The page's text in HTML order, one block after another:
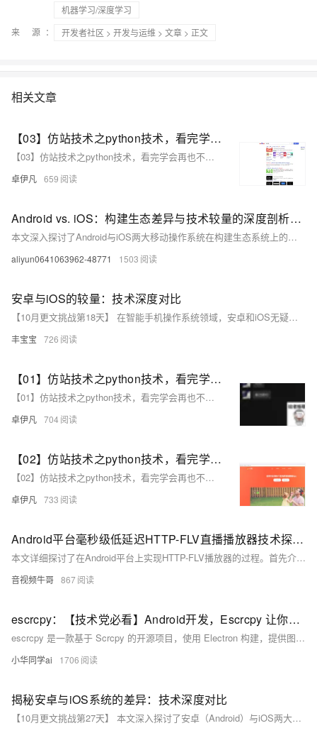
机器学习/深度学习
来 源：
开发者社区 > 开发与运维 > 文章 > 正文
相关文章
【03】仿站技术之python技术，看完学会再也不用去购买收费工具了-修改整体页面做好安卓下载发给客户-并且开始提交网站公安备案-作为APP下载落地页文娱产品一定要备案-包括安卓android下载（简单）-ios苹果plist下载（稍微麻烦一丢丢）-优雅草卓伊凡
【03】仿站技术之python技术，看完学会再也不用去购买收费工具了-修改整体页面做好安卓下载发给客户-并且开始提交网站公安备案-作为APP下载落地页文娱产品一定要备案-包括安卓android下载（简单）-ios苹果plist下载（稍微麻烦一丢丢）-优雅草卓伊凡
卓伊凡 659
Android vs. iOS：构建生态差异与技术较量的深度剖析###
本文深入探讨了Android与iOS两大移动操作系统在构建生态系统上的差异，揭示了它们各自的技术优势及面临的挑战。通过对比分析两者的开放性、用户体验、安全性及市场策略，本文旨在揭示这些差异如何塑造了当今智能手机市场的竞争格局，为开发者和用户提供决策参考。 ###
aliyun0641063962-48771 1503
安卓与iOS的较量：技术深度对比
【10月更文挑战第18天】 在智能手机操作系统领域，安卓和iOS无疑是两大巨头。本文将深入探讨这两种系统的技术特点、优势以及它们之间的主要差异，帮助读者更好地理解这两个平台的独特之处。
丰宝宝 726
【01】仿站技术之python技术，看完学会再也不用去购买收费工具了-用python扒一个app下载落地页-包括安卓android下载（简单）-ios苹果plist下载（稍微麻烦一丢丢）-客户的麻将软件需要下载落地页并且要做搜索引擎推广-本文用python语言快速开发爬取落地页下载-优雅草卓伊凡
【01】仿站技术之python技术，看完学会再也不用去购买收费工具了-用python扒一个app下载落地页-包括安卓android下载（简单）-ios苹果plist下载（稍微麻烦一丢丢）-客户的麻将软件需要下载落地页并且要做搜索引擎推广-本文用python语言快速开发爬取落地页下载-优雅草卓伊凡
卓伊凡 704
【02】仿站技术之python技术，看完学会再也不用去购买收费工具了-本次找了小影-感觉页面很好看-本次是爬取vue需要用到Puppeteer库用node.js扒一个app下载落地页-包括安卓android下载（简单）-ios苹果plist下载（稍微麻烦一丢丢）-优雅草卓伊凡
【02】仿站技术之python技术，看完学会再也不用去购买收费工具了-本次找了小影-感觉页面很好看-本次是爬取vue需要用到Puppeteer库用node.js扒一个app下载落地页-包括安卓android下载（简单）-ios苹果plist下载（稍微麻烦一丢丢）-优雅草卓伊凡
卓伊凡 733
Android平台毫秒级低延迟HTTP-FLV直播播放器技术探究与实现
本文详细探讨了在Android平台上实现HTTP-FLV播放器的过程。首先介绍了FLV格式的基础，包括文件头和标签结构。接着分析了HTTP-FLV传输原理，通过分块传输实现流畅播放。然后重点讲解了播放器的实现步骤，涵盖网络请求、数据解析、音视频解码与渲染，以及播放控制功能的设计。文章还讨论了性能优化和网络异常处理的方法，并总结了HTTP-FLV播放器的技术价值，尤其是在特定场景下的应用意义。
音视频牛哥 867
escrcpy：【技术党必看】Android开发，Escrcpy 让你无线投屏新体验！图形界面掌控 Android，30-120fps 超流畅！🔥
escrcpy 是一款基于 Scrcpy 的开源项目，使用 Electron 构建，提供图形化界面来显示和控制 Android 设备。它支持 USB 和 Wi-Fi 连接，帧率可达 30-120fps，延迟低至 35-70ms，启动迅速且画质清晰。escrcpy 拥有丰富的功能，包括自动化任务、多设备管理、反向网络共享、批量操作等，无需注册账号或广告干扰。适用于游戏直播、办公协作和教育演示等多种场景，是一款轻量级、高性能的 Android 控制工具。
小华同学ai 1706
揭秘安卓与iOS系统的差异：技术深度对比
【10月更文挑战第27天】 本文深入探讨了安卓（Android）与iOS两大移动操作系统的技术特点和用户体验差异。通过对比两者的系统架构、应用生态、用户界面、安全性等方面，揭示了为何这两种系统能够在市场中各占一席之地，并为用户提供不同的选择。文章旨在为读者提供一个全面的视角，理解两种系统的优势与局限，从而更好地根据自己的需求做出选择。